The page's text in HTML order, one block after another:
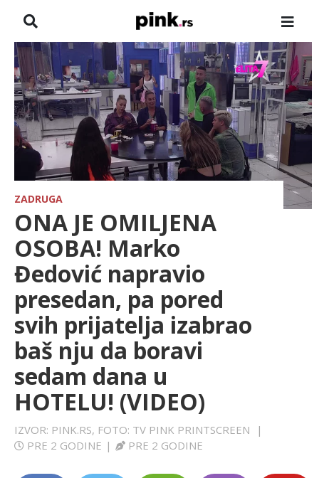
NASLOVNA
VESTI
ZADRUGA
SHOWBIZ
HRONIKA
FARMERI
TV
SPORT
LIFESTYLE
EXTRA
ZADRUGA
ONA JE OMILJENA
OSOBA! Marko
Đedović napravio
presedan, pa pored
svih prijatelja izabrao
baš nju da boravi
sedam dana u
HOTELU! (VIDEO)
IZVOR: PINK.RS, FOTO: TV PINK PRINTSCREEN
|
PRE 2 GODINE | PRE 2 GODINE